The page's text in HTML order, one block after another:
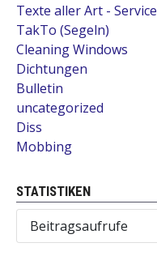
Texte aller Art - Service
TakTo (Segeln)
Cleaning Windows
Dichtungen
Bulletin
uncategorized
Diss
Mobbing
STATISTIKEN
Beitragsaufrufe